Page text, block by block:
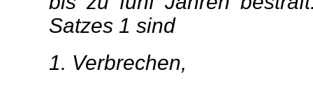
Satzes 1 sind
1. Verbrechen,